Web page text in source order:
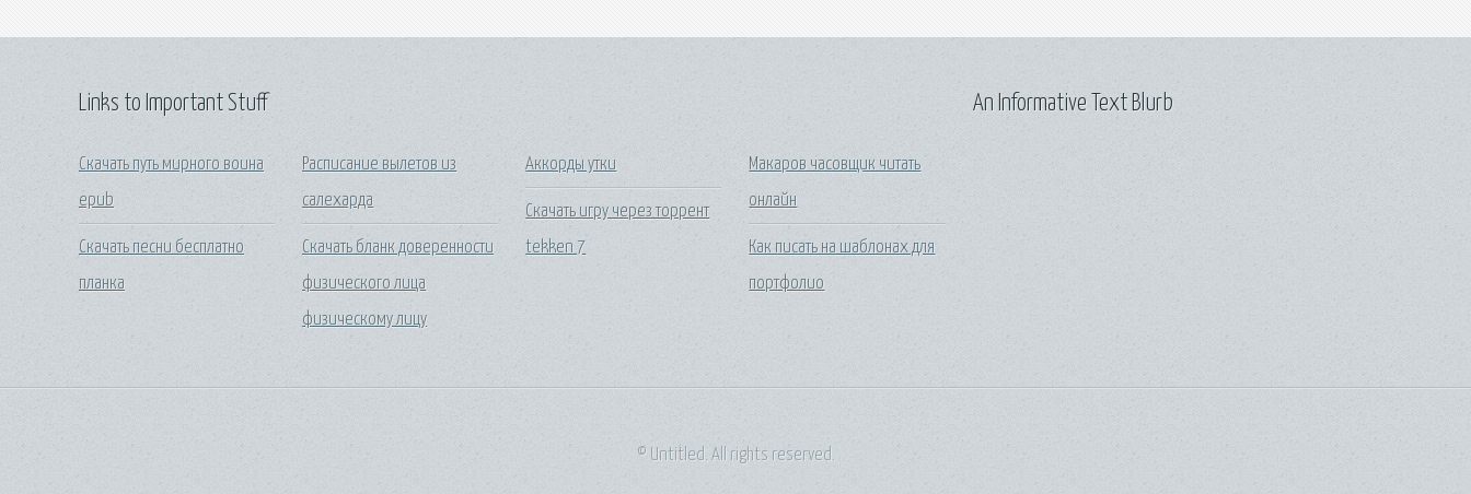
Links to Important Stuff
Скачать путь мирного воина
epub
Скачать песни бесплатно
планка
Расписание вылетов из
салехарда
Скачать бланк доверенности
физического лица
физическому лицу
Аккорды утки
Скачать игру через торрент
tekken 7
Макаров часовщик читать
онлайн
Как писать на шаблонах для
портфолио
An Informative Text Blurb
© Untitled. All rights reserved.